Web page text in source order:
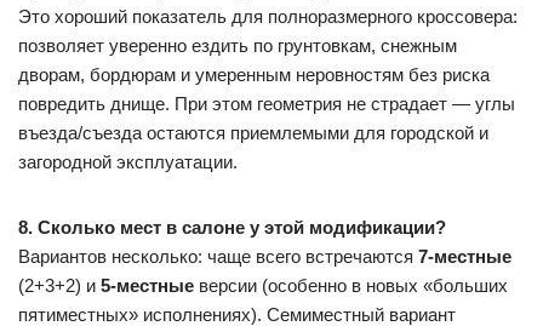
Это хороший показатель для полноразмерного кроссовера:
позволяет уверенно ездить по грунтовкам, снежным
дворам, бордюрам и умеренным неровностям без риска
повредить днище. При этом геометрия не страдает — углы
въезда/съезда остаются приемлемыми для городской и
загородной эксплуатации.
8. Сколько мест в салоне у этой модификации?
Вариантов несколько: чаще всего встречаются 7-местные
(2+3+2) и 5-местные версии (особенно в новых «больших
пятиместных» исполнениях). Семиместный вариант